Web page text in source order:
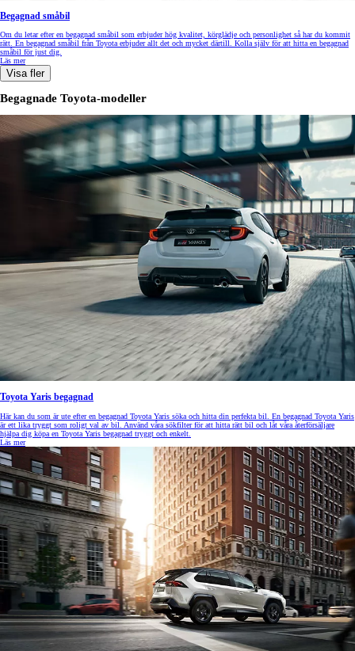
Begagnad småbil
Om du letar efter en begagnad småbil som erbjuder hög kvalitet, körglädje och personlighet så har du kommit
rätt. En begagnad småbil från Toyota erbjuder allt det och mycket därtill. Kolla själv för att hitta en begagnad
småbil för just dig.
Läs mer
Visa fler
Begagnade Toyota-modeller
Toyota Yaris begagnad
Här kan du som är ute efter en begagnad Toyota Yaris söka och hitta din perfekta bil. En begagnad Toyota Yaris
är ett lika tryggt som roligt val av bil. Använd våra sökfilter för att hitta rätt bil och låt våra återförsäljare
hjälpa dig köpa en Toyota Yaris begagnad tryggt och enkelt.
Läs mer